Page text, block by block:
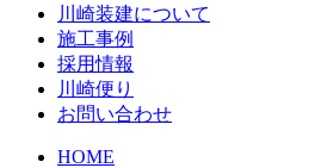
川崎装建について
施工事例
採用情報
川崎便り
お問い合わせ
HOME